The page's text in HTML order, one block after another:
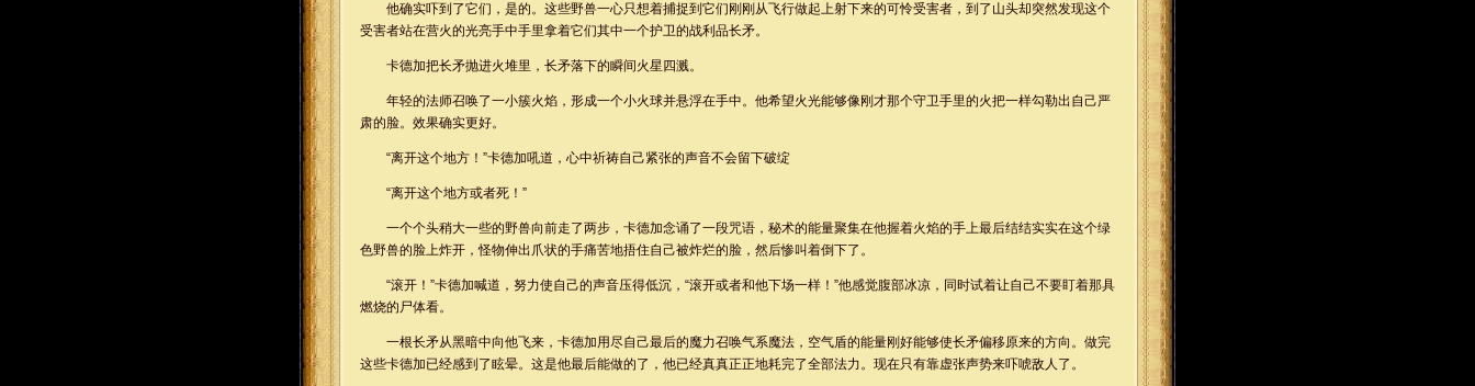
他确实吓到了它们，是的。这些野兽一心只想着捕捉到它们刚刚从飞行做起上射下来的可怜受害者，到了山头却突然发现这个
受害者站在营火的光亮手中手里拿着它们其中一个护卫的战利品长矛。
卡德加把长矛抛进火堆里，长矛落下的瞬间火星四溅。
年轻的法师召唤了一小簇火焰，形成一个小火球并悬浮在手中。他希望火光能够像刚才那个守卫手里的火把一样勾勒出自己严
肃的脸。效果确实更好。
“离开这个地方！”卡德加吼道，心中祈祷自己紧张的声音不会留下破绽
“离开这个地方或者死！”
一个个头稍大一些的野兽向前走了两步，卡德加念诵了一段咒语，秘术的能量聚集在他握着火焰的手上最后结结实实在这个绿
色野兽的脸上炸开，怪物伸出爪状的手痛苦地捂住自己被炸烂的脸，然后惨叫着倒下了。
“滚开！”卡德加喊道，努力使自己的声音压得低沉，“滚开或者和他下场一样！”他感觉腹部冰凉，同时试着让自己不要盯着那具
燃烧的尸体看。
一根长矛从黑暗中向他飞来，卡德加用尽自己最后的魔力召唤气系魔法，空气盾的能量刚好能够使长矛偏移原来的方向。做完
这些卡德加已经感到了眩晕。这是他最后能做的了，他已经真真正正地耗完了全部法力。现在只有靠虚张声势来吓唬敌人了。